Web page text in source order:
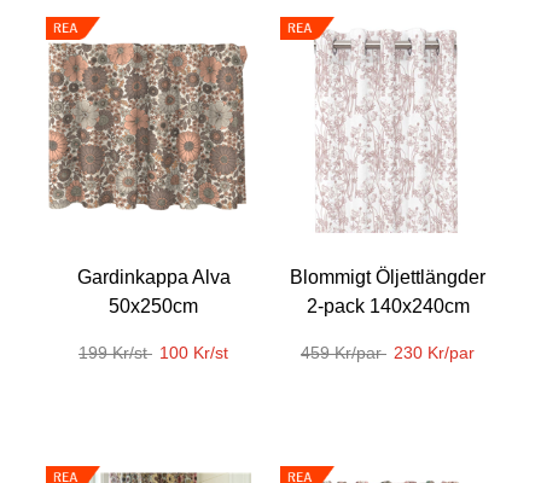
Gardinkappa Alva
50x250cm
199 Kr/st 100 Kr/st
Blommigt Öljettlängder
2-pack 140x240cm
459 Kr/par 230 Kr/par